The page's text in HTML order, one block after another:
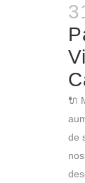
🔌
de